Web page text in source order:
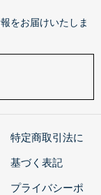
をお届けいたしま
特定商取引法に
基づく表記
プライバシーポ